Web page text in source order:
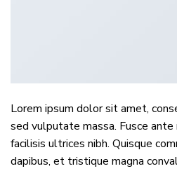
Lorem ipsum dolor sit amet,
sed vulputate massa. Fusce ante
facilisis ultrices nibh. Quisque
dapibus, et tristique magna